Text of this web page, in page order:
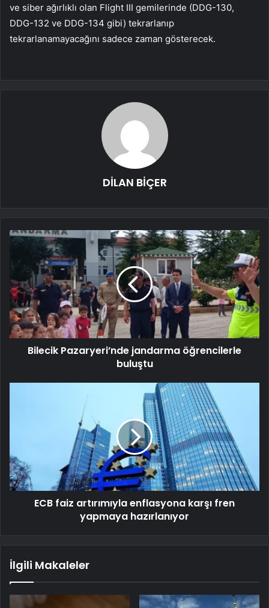
ve siber ağırlıklı olan Flight III gemilerinde (DDG-130,
DDG-132 ve DDG-134 gibi) tekrarlanıp
tekrarlanamayacağını sadece zaman gösterecek.
DİLAN BİÇER
Bilecik Pazaryeri’nde jandarma öğrencilerle
buluştu
ECB faiz artırımıyla enflasyona karşı fren
yapmaya hazırlanıyor
İlgili Makaleler